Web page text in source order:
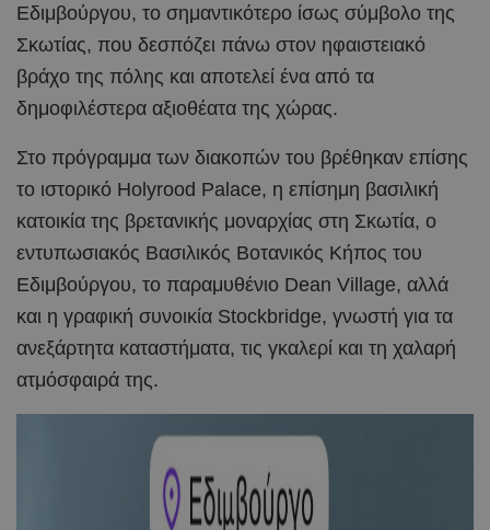
Εδιμβούργου, το σημαντικότερο ίσως σύμβολο της
Σκωτίας, που δεσπόζει πάνω στον ηφαιστειακό
βράχο της πόλης και αποτελεί ένα από τα
δημοφιλέστερα αξιοθέατα της χώρας.
Στο πρόγραμμα των διακοπών του βρέθηκαν επίσης
το ιστορικό Holyrood Palace, η επίσημη βασιλική
κατοικία της βρετανικής μοναρχίας στη Σκωτία, ο
εντυπωσιακός Βασιλικός Βοτανικός Κήπος του
Εδιμβούργου, το παραμυθένιο Dean Village, αλλά
και η γραφική συνοικία Stockbridge, γνωστή για τα
ανεξάρτητα καταστήματα, τις γκαλερί και τη χαλαρή
ατμόσφαιρά της.